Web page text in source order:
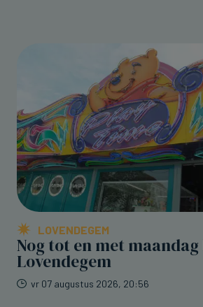
LOVENDEGEM
Nog tot en met
Lovendegem
vr 07 augustus 2026, 20:56